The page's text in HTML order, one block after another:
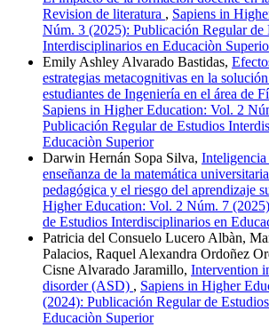
Revision de literatura , Sapiens in
Núm. 3 (2025): Publicación Regular de
Interdisciplinarios en Educaciòn
Emily Ashley Alvarado Bastidas,
estrategias metacognitivas en la
estudiantes de Ingeniería en el área de
Sapiens in Higher Education: Vol. 2
Publicación Regular de Estudios
Educaciòn Superior
Darwin Hernán Sopa Silva,
enseñanza de la matemática
pedagógica y el riesgo del aprendizaje
Higher Education: Vol. 2 Núm. 7
de Estudios Interdisciplinarios en
Patricia del Consuelo Lucero Albàn,
Palacios, Raquel Alexandra Ordoñez
Cisne Alvarado Jaramillo, Intervention
disorder (ASD) , Sapiens in Higher
(2024): Publicación Regular de
Educaciòn Superior